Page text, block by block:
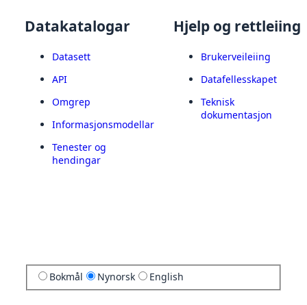
Datakatalogar
Datasett
API
Omgrep
Informasjonsmodellar
Tenester og
hendingar
Hjelp og rettleiing
Brukerveileiing
Datafellesskapet
Teknisk
dokumentasjon
Bokmål Nynorsk English